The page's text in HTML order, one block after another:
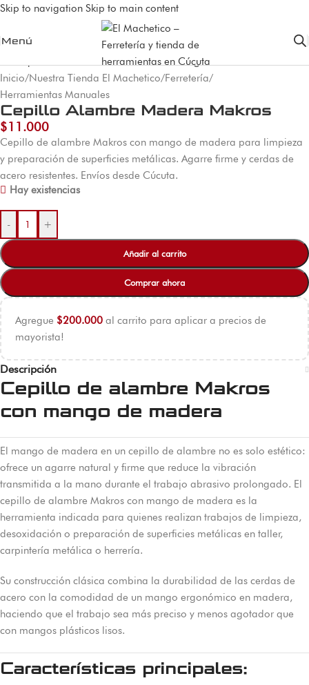
Skip to navigation Skip to main content
Menú
Inicio/Nuestra Tienda El Machetico/Ferretería/
Herramientas Manuales
Cepillo Alambre Madera Makros
$11.000
Cepillo de alambre Makros con mango de madera para limpieza
y preparación de superficies metálicas. Agarre firme y cerdas de
acero resistentes. Envíos desde Cúcuta.
Hay existencias
- +
Añadir al carrito
Comprar ahora
Agregue $200.000 al carrito para aplicar a precios de
mayorista!
Descripción
Cepillo de alambre Makros
con mango de madera
El mango de madera en un cepillo de alambre no es solo estético:
ofrece un agarre natural y firme que reduce la vibración
transmitida a la mano durante el trabajo abrasivo prolongado. El
cepillo de alambre Makros con mango de madera es la
herramienta indicada para quienes realizan trabajos de limpieza,
desoxidación o preparación de superficies metálicas en taller,
carpintería metálica o herrería.
Su construcción clásica combina la durabilidad de las cerdas de
acero con la comodidad de un mango ergonómico en madera,
haciendo que el trabajo sea más preciso y menos agotador que
con mangos plásticos lisos.
Características principales: